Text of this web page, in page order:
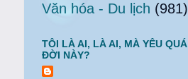
Văn hóa - Du lịch (981)
TÔI LÀ AI, LÀ AI, MÀ YÊU QUÁ
ĐỜI NÀY?